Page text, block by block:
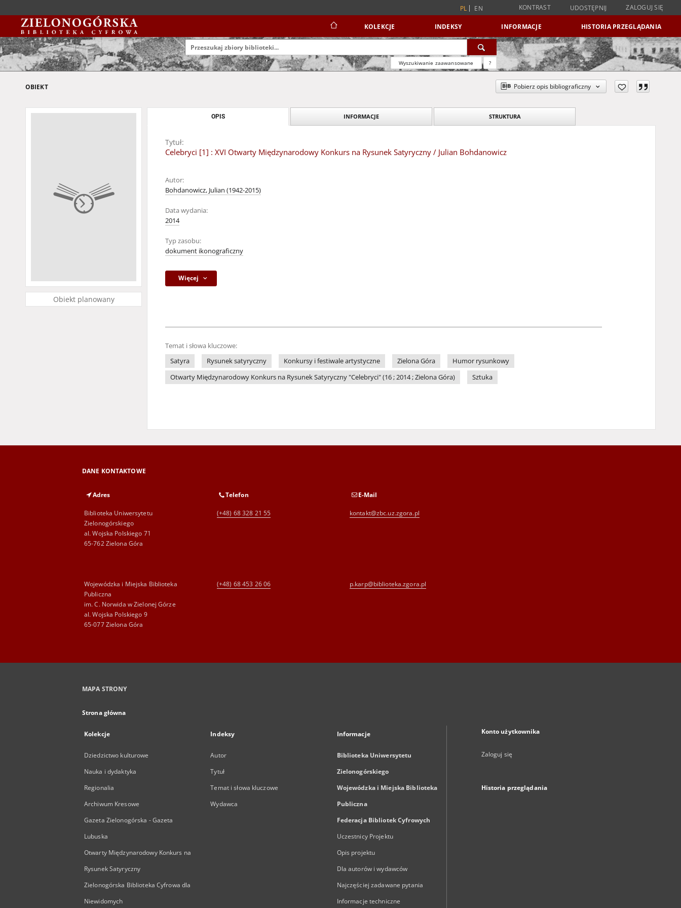
PL EN KONTRAST UDOSTĘPNIJ ZALOGUJ SIĘ
KOLEKCJE INDEKSY INFORMACJE HISTORIA PRZEGLĄDANIA
Wyszukiwanie zaawansowane ?
OBIEKT Pobierz opis bibliograficzny
Obiekt planowany
OPIS INFORMACJE STRUKTURA
Tytuł:
Celebryci [1] : XVI Otwarty Międzynarodowy Konkurs na Rysunek Satyryczny / Julian Bohdanowicz
Autor:
Bohdanowicz, Julian (1942-2015)
Data wydania:
2014
Typ zasobu:
dokument ikonograficzny
Więcej
Temat i słowa kluczowe:
Satyra
Rysunek satyryczny Konkursy i festiwale artystyczne Zielona Góra
Humor rysunkowy
Otwarty Międzynarodowy Konkurs na Rysunek Satyryczny "Celebryci" (16 ; 2014 ; Zielona Góra)
Sztuka
DANE KONTAKTOWE
Adres
Biblioteka Uniwersytetu
Zielonogórskiego
al. Wojska Polskiego 71
65-762 Zielona Góra
Telefon
(+48) 68 328 21 55
E-Mail
kontakt@zbc.uz.zgora.pl
Wojewódzka i Miejska Biblioteka
Publiczna
im. C. Norwida w Zielonej Górze
al. Wojska Polskiego 9
65-077 Zielona Góra
(+48) 68 453 26 06 p.karp@biblioteka.zgora.pl
MAPA STRONY
Strona główna
Kolekcje
Dziedzictwo kulturowe
Nauka i dydaktyka
Regionalia
Archiwum Kresowe
Gazeta Zielonogórska - Gazeta
Lubuska
Otwarty Międzynarodowy Konkurs na
Rysunek Satyryczny
Zielonogórska Biblioteka Cyfrowa dla
Niewidomych
Indeksy
Autor
Tytuł
Temat i słowa kluczowe
Wydawca
Informacje
Biblioteka Uniwersytetu
Zielonogórskiego
Wojewódzka i Miejska Biblioteka
Publiczna
Federacja Bibliotek Cyfrowych
Uczestnicy Projektu
Opis projektu
Dla autorów i wydawców
Najczęściej zadawane pytania
Informacje techniczne
Konto użytkownika
Zaloguj się
Historia przeglądania